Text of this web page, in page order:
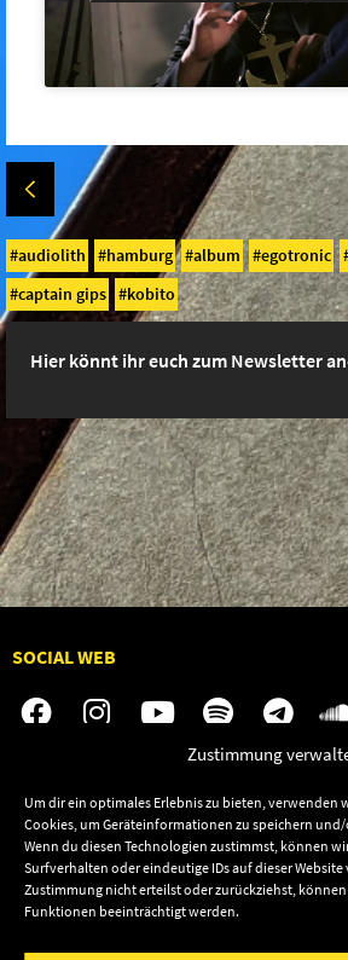
Zustimmung
Um dir ein optimales Erlebnis zu bieten, verwenden
Cookies, um Geräteinformationen zu speichern
Wenn du diesen Technologien zustimmst, können
Surfverhalten oder eindeutige IDs auf dieser
Zustimmung nicht erteilst oder zurückziehst,
Funktionen beeinträchtigt werden.
audiolith hamburg album egotronic
captain gips
kobito
Hier könnt ihr euch zum Newsletter
SOCIAL WEB
Audiolith
News
Artists
Releases
Kontakt
Termine
Shop